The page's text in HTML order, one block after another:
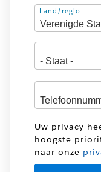
Adres
Land/regio
Uw privacy
hoogste
naar onze